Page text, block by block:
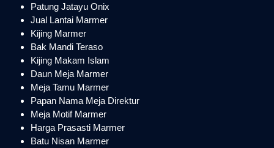
Patung Jatayu Onix
Jual Lantai Marmer
Kijing Marmer
Bak Mandi Teraso
Kijing Makam Islam
Daun Meja Marmer
Meja Tamu Marmer
Papan Nama Meja Direktur
Meja Motif Marmer
Harga Prasasti Marmer
Batu Nisan Marmer